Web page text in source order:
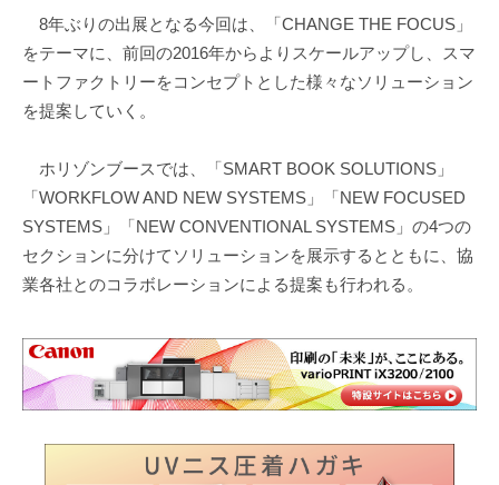
8年ぶりの出展となる今回は、「CHANGE THE FOCUS」
をテーマに、前回の2016年からよりスケールアップし、スマ
ートファクトリーをコンセプトとした様々なソリューション
を提案していく。
ホリゾンブースでは、「SMART BOOK SOLUTIONS」
「WORKFLOW AND NEW SYSTEMS」「NEW FOCUSED
SYSTEMS」「NEW CONVENTIONAL SYSTEMS」の4つの
セクションに分けてソリューションを展示するとともに、協
業各社とのコラボレーションによる提案も行われる。